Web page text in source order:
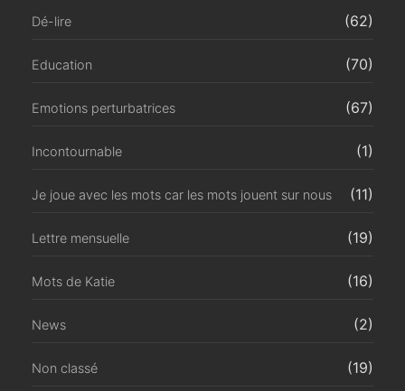
Dé-lire (62)
Education (70)
Emotions perturbatrices (67)
Incontournable (1)
Je joue avec les mots car les mots jouent sur nous (11)
Lettre mensuelle (19)
Mots de Katie (16)
News (2)
Non classé (19)